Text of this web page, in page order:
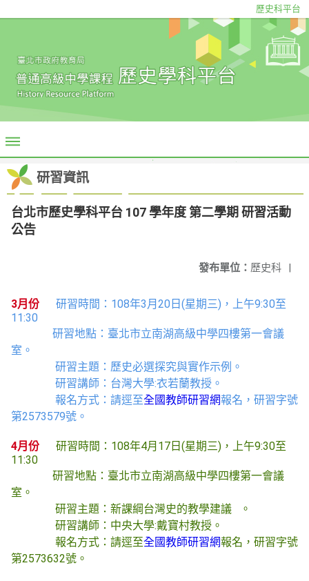
歷史科平台
研習資訊
台北市歷史學科平台 107 學年度 第二學期 研習活動
公告
發布單位： 歷史科 |
3月份 研習時間 ：108年3月20日(星期三)，上午9:30至
11:30
研習地點：臺北市立南湖高級中學四樓第一會議
室。
研習主題： 歷史必選探究與實作示例 。
研習講師： 台灣大學:衣若蘭教授 。
報名方式：請逕至全國教師研習網報名，研習字號
第2573579號。
4月份 研習時間 ：108年4月17日(星期三)，上午9:30至
11:30
研習地點：臺北市立南湖高級中學四樓第一會議
室。
研習主題： 新課綱台灣史的教學建議
。
研習講師： 中央大學:戴寶村教授 。
報名方式：請逕至全國教師研習網報名，研習字號
第2573632號。